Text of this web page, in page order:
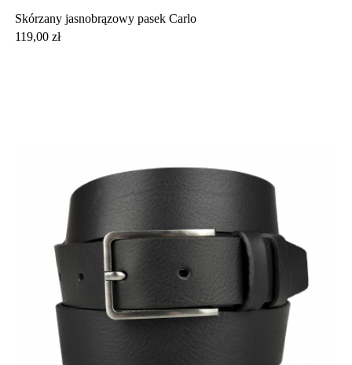
Skórzany jasnobrązowy pasek Carlo
Cena
119,00 zł